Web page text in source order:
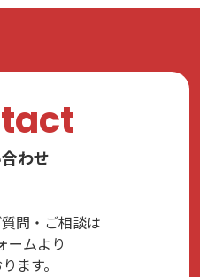
わせ
問・ご相談は
ームより
ます。